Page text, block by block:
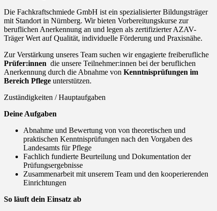
Die Fachkraftschmiede GmbH ist ein spezialisierter Bildungsträger
mit Standort in Nürnberg. Wir bieten Vorbereitungskurse zur
beruflichen Anerkennung an und legen als zertifizierter AZAV-
Träger Wert auf Qualität, individuelle Förderung und Praxisnähe.
Zur Verstärkung unseres Team suchen wir engagierte freiberufliche
Prüfer:innen die unsere Teilnehmer:innen bei der beruflichen
Anerkennung durch die Abnahme von Kenntnisprüfungen im
Bereich Pflege unterstützen.
Zuständigkeiten / Hauptaufgaben
Deine Aufgaben
Abnahme und Bewertung von von theoretischen und
praktischen Kenntnisprüfungen nach den Vorgaben des
Landesamts für Pflege
Fachlich fundierte Beurteilung und Dokumentation der
Prüfungsergebnisse
Zusammenarbeit mit unserem Team und den kooperierenden
Einrichtungen
So läuft dein Einsatz ab